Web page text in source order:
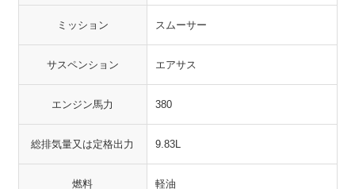
ミッション スムーサー
サスペンション エアサス
エンジン馬力 380
総排気量又は定格出力 9.83L
燃料 軽油